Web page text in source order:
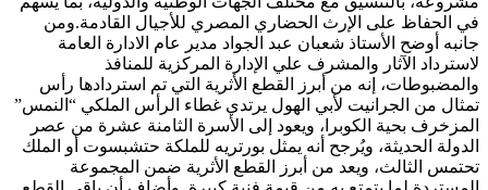
في الحفاظ على الإرث الحضاري المصري للأجيال القادمة.ومن
جانبه أوضح الأستاذ شعبان عبد الجواد مدير عام الادارة العامة
لاسترداد الآثار والمشرف علي الإدارة المركزية للمنافذ
والمضبوطات، إنه من أبرز القطع الأثرية التي تم استردادها رأس
تمثال من الجرانيت لأبي الهول يرتدي غطاء الرأس الملكي “النمس”
المزخرف بحية الكوبرا، ويعود إلى الأسرة الثامنة عشرة من عصر
الدولة الحديثة، ويُرجح أنه يمثل بورتريه للملكة حتشبسوت أو الملك
تحتمس الثالث، ويعد من أبرز القطع الأثرية ضمن المجموعة